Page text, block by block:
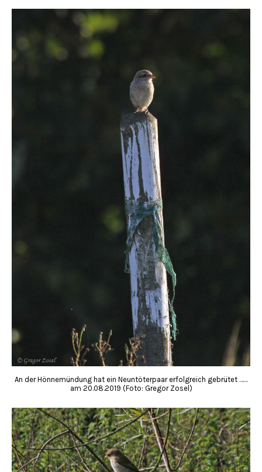
An der Hönnemündung hat ein Neuntöterpaar erfolgreich gebrütet ……
am 20.08.2019 (Foto: Gregor Zosel)